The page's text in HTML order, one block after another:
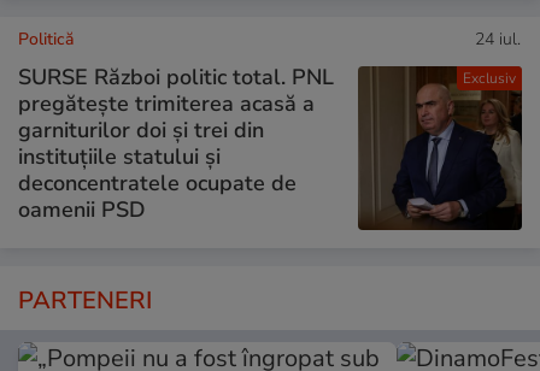
Exclusiv
Politică 24 iul.
SURSE Război politic total. PNL
pregătește trimiterea acasă a
garniturilor doi și trei din
instituțiile statului și
deconcentratele ocupate de
oamenii PSD
PARTENERI